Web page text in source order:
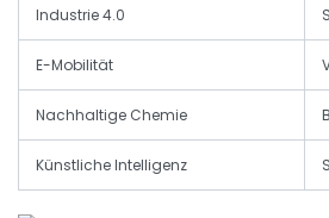
Industrie 4.0
E-Mobilität
Nachhaltige Chemie
Künstliche Intelligenz